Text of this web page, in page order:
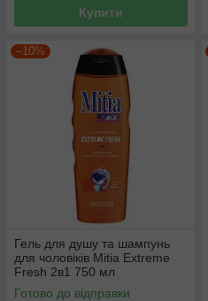
Купити
–10%
Гель для душу та шампунь
для чоловіків Mitia Extreme
Fresh 2в1 750 мл
Готово до відправки